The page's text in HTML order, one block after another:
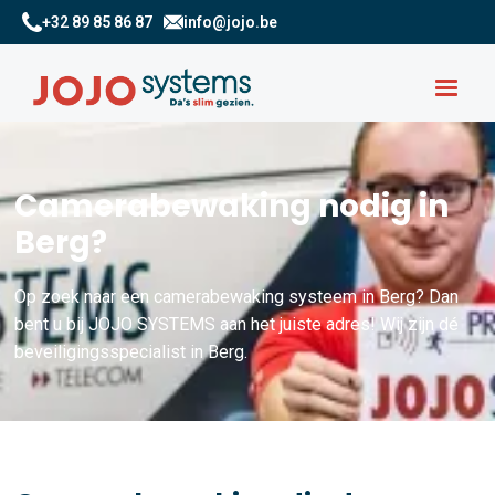
+32 89 85 86 87 info@jojo.be
Camerabewaking nodig in
Berg?
Op zoek naar een camerabewaking systeem in Berg? Dan
bent u bij JOJO SYSTEMS aan het juiste adres! Wij zijn dé
beveiligingsspecialist in Berg.